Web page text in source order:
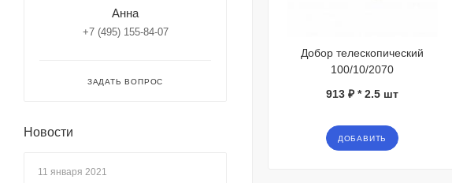
Добор телескопический
100/10/2070
913 ₽ * 2.5 шт
ДОБАВИТЬ
Анна
+7 (495) 155-84-07
ЗАДАТЬ ВОПРОС
Новости
11 января 2021